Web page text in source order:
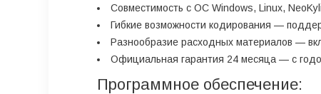
Совместимость с ОС Windows, Linux,
Гибкие возможности кодирования —
Разнообразие расходных материалов —
Официальная гарантия 24 месяца — с
Программное обеспечение: